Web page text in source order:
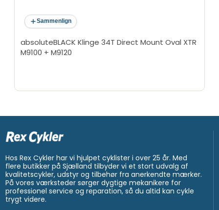
Sammenlign
absoluteBLACK Klinge 34T Direct Mount Oval XTR
M9100 + M9120
Hos Rex Cykler har vi hjulpet cyklister i over 25 år. Med
flere butikker på Sjælland tilbyder vi et stort udvalg af
kvalitetscykler, udstyr og tilbehør fra anerkendte mærker.
På vores værksteder sørger dygtige mekanikere for
professionel service og reparation, så du altid kan cykle
trygt videre.